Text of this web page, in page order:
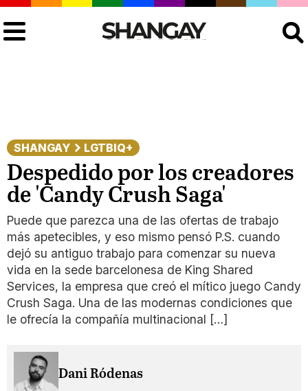
SHANGAY LGTBIQ+
Despedido por los creadores
de 'Candy Crush Saga'
Puede que parezca una de las ofertas de trabajo
más apetecibles, y eso mismo pensó P.S. cuando
dejó su antiguo trabajo para comenzar su nueva
vida en la sede barcelonesa de King Shared
Services, la empresa que creó el mítico juego Candy
Crush Saga. Una de las modernas condiciones que
le ofrecía la compañía multinacional […]
Dani Ródenas